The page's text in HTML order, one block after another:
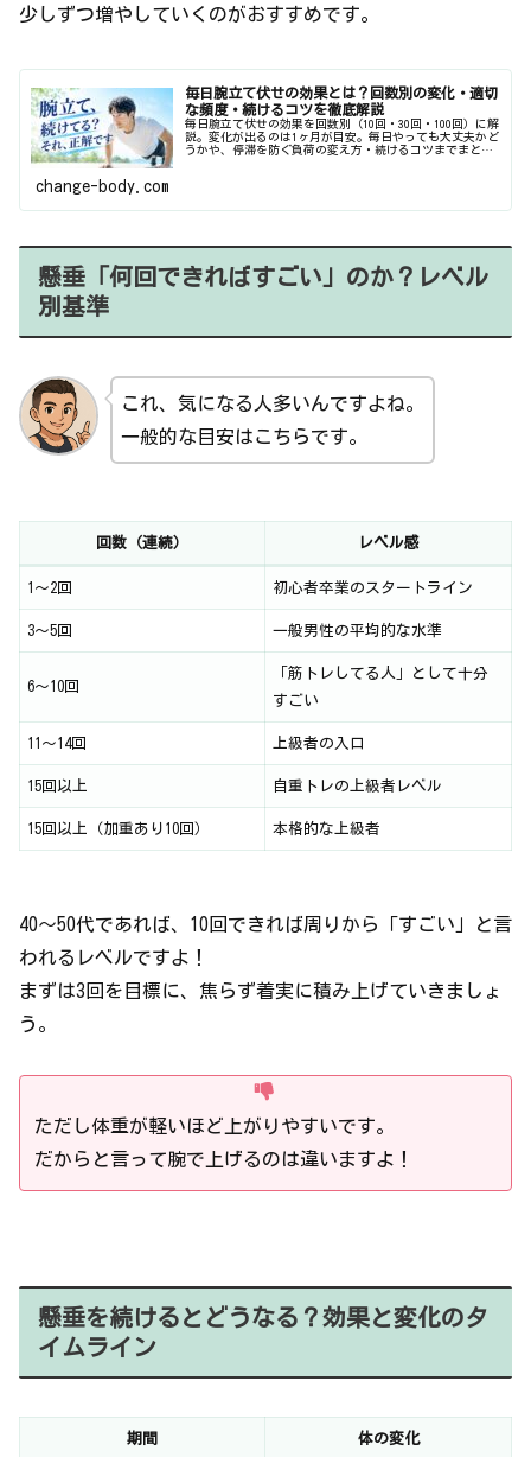
少しずつ増やしていくのがおすすめです。
毎日腕立て伏せの効果とは？回数別の変化・適切
な頻度・続けるコツを徹底解説
毎日腕立て伏せの効果を回数別（10回・30回・100回）に解
説。変化が出るのは1ヶ月が目安。毎日やっても大丈夫かど
うかや、停滞を防ぐ負荷の変え方・続けるコツまでまとめ
change-body.com
懸垂「何回できればすごい」のか？レベル
別基準
これ、気になる人多いんですよね。
一般的な目安はこちらです。
回数（連続） レベル感
1〜2回 初心者卒業のスタートライン
3〜5回 一般男性の平均的な水準
6〜10回
「筋トレしてる人」として十分
すごい
11〜14回 上級者の入口
15回以上 自重トレの上級者レベル
15回以上（加重あり10回） 本格的な上級者
40〜50代であれば、10回できれば周りから「すごい」と言
われるレベルですよ！
まずは3回を目標に、焦らず着実に積み上げていきましょ
う。
ただし体重が軽いほど上がりやすいです。
だからと言って腕で上げるのは違いますよ！
懸垂を続けるとどうなる？効果と変化のタ
イムライン
期間 体の変化